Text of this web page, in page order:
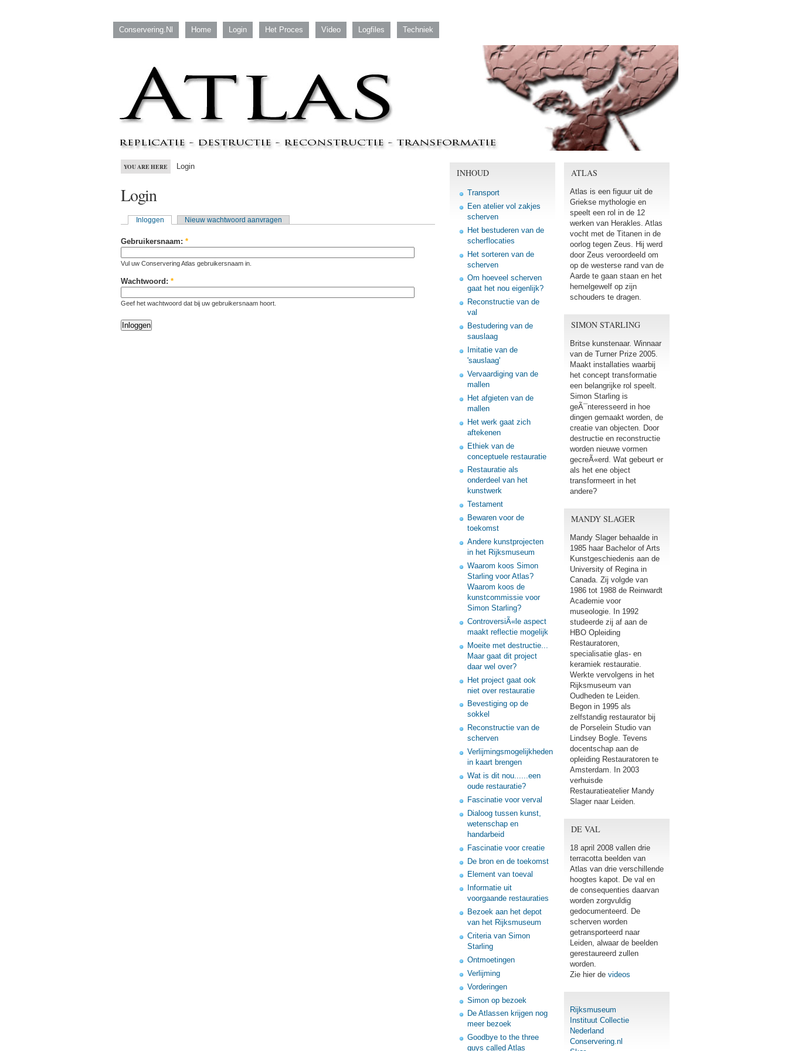
Conservering.nl Home Login Het Proces Video Logfiles Techniek
YOU ARE HERE Login
Login
Inloggen Nieuw wachtwoord aanvragen
Gebruikersnaam: *
Vul uw Conservering Atlas gebruikersnaam in.
Wachtwoord: *
Geef het wachtwoord dat bij uw gebruikersnaam hoort.
INHOUD
Transport
Een atelier vol zakjes
scherven
Het bestuderen van de
scherflocaties
Het sorteren van de
scherven
Om hoeveel scherven
gaat het nou eigenlijk?
Reconstructie van de
val
Bestudering van de
sauslaag
Imitatie van de
'sauslaag'
Vervaardiging van de
mallen
Het afgieten van de
mallen
Het werk gaat zich
aftekenen
Ethiek van de
conceptuele restauratie
Restauratie als
onderdeel van het
kunstwerk
Testament
Bewaren voor de
toekomst
Andere kunstprojecten
in het Rijksmuseum
Waarom koos Simon
Starling voor Atlas?
Waarom koos de
kunstcommissie voor
Simon Starling?
ControversiÃ«le aspect
maakt reflectie mogelijk
Moeite met destructie...
Maar gaat dit project
daar wel over?
Het project gaat ook
niet over restauratie
Bevestiging op de
sokkel
Reconstructie van de
scherven
Verlijmingsmogelijkheden
in kaart brengen
Wat is dit nou......een
oude restauratie?
Fascinatie voor verval
Dialoog tussen kunst,
wetenschap en
handarbeid
Fascinatie voor creatie
De bron en de toekomst
Element van toeval
Informatie uit
voorgaande restauraties
Bezoek aan het depot
van het Rijksmuseum
Criteria van Simon
Starling
Ontmoetingen
Verlijming
Vorderingen
Simon op bezoek
De Atlassen krijgen nog
meer bezoek
Goodbye to the three
guys called Atlas
ATLAS
Atlas is een figuur uit de
Griekse mythologie en
speelt een rol in de 12
werken van Herakles. Atlas
vocht met de Titanen in de
oorlog tegen Zeus. Hij werd
door Zeus veroordeeld om
op de westerse rand van de
Aarde te gaan staan en het
hemelgewelf op zijn
schouders te dragen.
SIMON STARLING
Britse kunstenaar. Winnaar
van de Turner Prize 2005.
Maakt installaties waarbij
het concept transformatie
een belangrijke rol speelt.
Simon Starling is
geÃ¯nteresseerd in hoe
dingen gemaakt worden, de
creatie van objecten. Door
destructie en reconstructie
worden nieuwe vormen
gecreÃ«erd. Wat gebeurt er
als het ene object
transformeert in het
andere?
MANDY SLAGER
Mandy Slager behaalde in
1985 haar Bachelor of Arts
Kunstgeschiedenis aan de
University of Regina in
Canada. Zij volgde van
1986 tot 1988 de Reinwardt
Academie voor
museologie. In 1992
studeerde zij af aan de
HBO Opleiding
Restauratoren,
specialisatie glas- en
keramiek restauratie.
Werkte vervolgens in het
Rijksmuseum van
Oudheden te Leiden.
Begon in 1995 als
zelfstandig restaurator bij
de Porselein Studio van
Lindsey Bogle. Tevens
docentschap aan de
opleiding Restauratoren te
Amsterdam. In 2003
verhuisde
Restauratieatelier Mandy
Slager naar Leiden.
DE VAL
18 april 2008 vallen drie
terracotta beelden van
Atlas van drie verschillende
hoogtes kapot. De val en
de consequenties daarvan
worden zorgvuldig
gedocumenteerd. De
scherven worden
getransporteerd naar
Leiden, alwaar de beelden
gerestaureerd zullen
worden.
Zie hier de videos
Rijksmuseum
Instituut Collectie
Nederland
Conservering.nl